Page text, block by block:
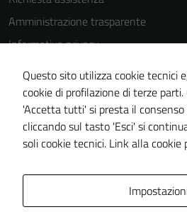
Amministrazione trasparente
Informativa privacy
Cookie Policy
Note legali
Dichiarazione di accessibilità
Piano di miglioramento del sito
Questo sito utilizza cookie tecnici
cookie di profilazione di terze
'Accetta tutti' si presta il
cliccando sul tasto 'Esci' si
soli cookie tecnici. Link alla cookie